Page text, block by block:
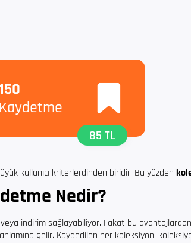
Kaydetme
85 TL
kullanıcı kriterlerdinden biridir. Bu yüzden
Nedir?
indirim sağlayabiliyor. Fakat bu
gelir. Kaydedilen her koleksiyon,